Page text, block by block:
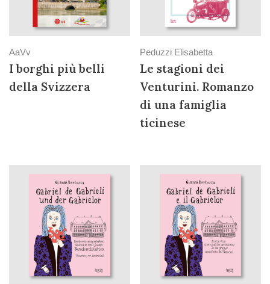
AaVv
I borghi più belli
della Svizzera
Peduzzi Elisabetta
Le stagioni dei
Venturini. Romanzo
di una famiglia
ticinese